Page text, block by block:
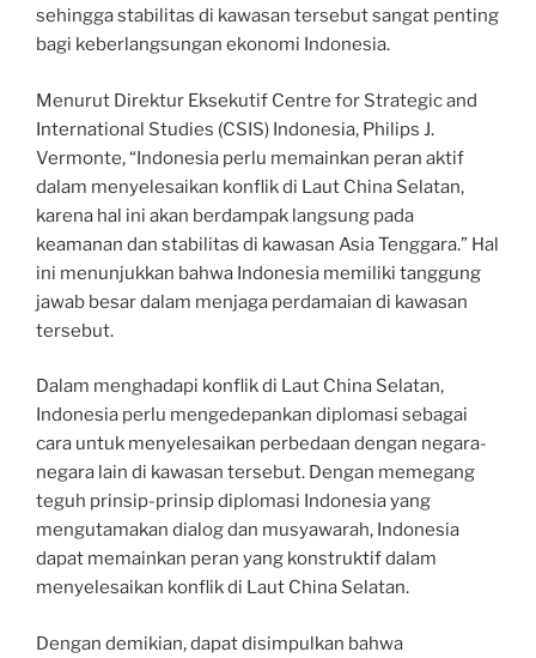
sehingga stabilitas di kawasan tersebut sangat penting
bagi keberlangsungan ekonomi Indonesia.
Menurut Direktur Eksekutif Centre for Strategic and
International Studies (CSIS) Indonesia, Philips J.
Vermonte, “Indonesia perlu memainkan peran aktif
dalam menyelesaikan konflik di Laut China Selatan,
karena hal ini akan berdampak langsung pada
keamanan dan stabilitas di kawasan Asia Tenggara.” Hal
ini menunjukkan bahwa Indonesia memiliki tanggung
jawab besar dalam menjaga perdamaian di kawasan
tersebut.
Dalam menghadapi konflik di Laut China Selatan,
Indonesia perlu mengedepankan diplomasi sebagai
cara untuk menyelesaikan perbedaan dengan negara-
negara lain di kawasan tersebut. Dengan memegang
teguh prinsip-prinsip diplomasi Indonesia yang
mengutamakan dialog dan musyawarah, Indonesia
dapat memainkan peran yang konstruktif dalam
menyelesaikan konflik di Laut China Selatan.
Dengan demikian, dapat disimpulkan bahwa